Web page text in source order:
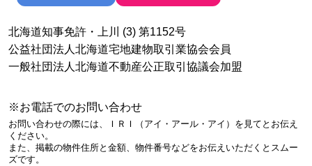
北海道知事免許・上川 (3) 第1152号
公益社団法人北海道宅地建物取引業協会会員
一般社団法人北海道不動産公正取引協議会加盟
※お電話でのお問い合わせ
お問い合わせの際には、ＩＲＩ（アイ・アール・アイ）を見てとお伝え
ください。
また、掲載の物件住所と金額、物件番号などをお伝えいただくとスムー
ズです。